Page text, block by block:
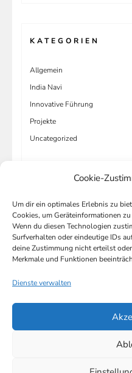
Cookie-
Um dir ein optimales Erlebnis zu
Cookies, um Geräteinformationen
Wenn du diesen Technologien
Surfverhalten oder eindeutige IDs
deine Zustimmung nicht erteilst
Merkmale und Funktionen
Dienste verwalten
KATEGORIEN
Allgemein
India Navi
Innovative Führung
Projekte
Uncategorized
META
Anmelden
Eintrags-Feed
WordPress.org